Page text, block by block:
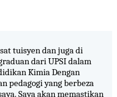
tuisyen dan juga di
dari UPSI dalam
Kimia Dengan
pedagogi yang berbeza
Saya akan memastikan